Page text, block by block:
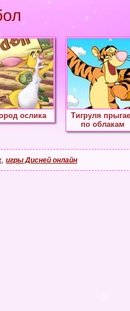
ослика
Тигруля
по облакам
, игры Дисней онлайн